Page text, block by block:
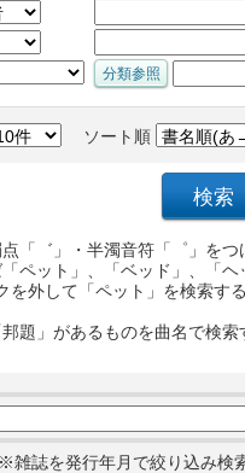
ソート順
「゛」・半濁音符「゜」を
ペット」、「ベッド」、「
を外して「ペット」を検索
題」があるものを曲名で検
※雑誌を発行年月で絞り込み検